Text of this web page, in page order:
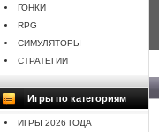
ГОНКИ
RPG
СИМУЛЯТОРЫ
СТРАТЕГИИ
Игры по категориям
ИГРЫ 2026 ГОДА